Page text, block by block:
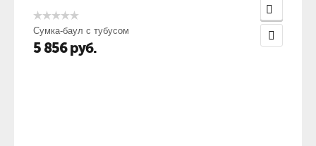
Сумка-баул с тубусом
5 856 руб.